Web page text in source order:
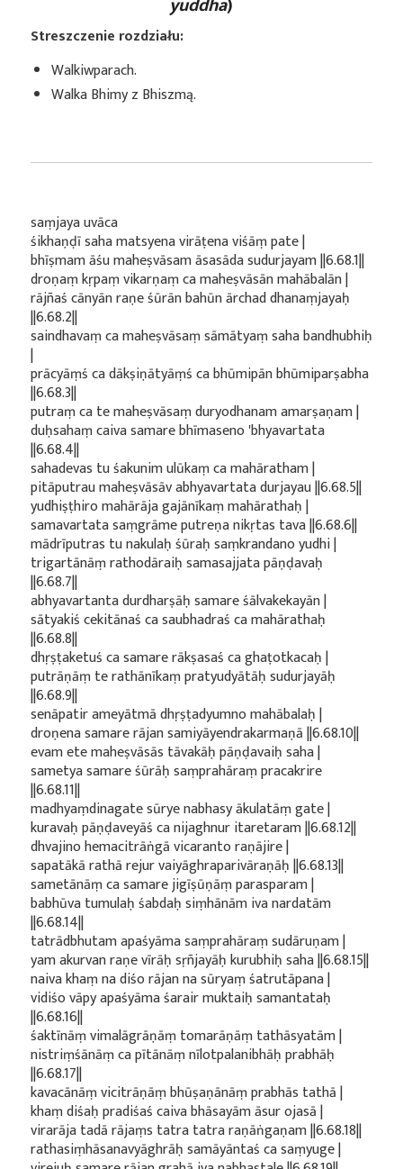
Streszczenie rozdziału:
Walkiwparach.
Walka Bhimy z Bhiszmą.
saṃjaya uvāca
śikhaṇḍī saha matsyena virāṭena viśāṃ pate |
bhīṣmam āśu maheṣvāsam āsasāda sudurjayam ||6.68.1||
droṇaṃ kṛpaṃ vikarṇaṃ ca maheṣvāsān mahābalān |
rājñaś cānyān raṇe śūrān bahūn ārchad dhanaṃjayaḥ
||6.68.2||
saindhavaṃ ca maheṣvāsaṃ sāmātyaṃ saha bandhubhiḥ
|
prācyāṃś ca dākṣiṇātyāṃś ca bhūmipān bhūmiparṣabha
||6.68.3||
putraṃ ca te maheṣvāsaṃ duryodhanam amarṣaṇam |
duḥsahaṃ caiva samare bhīmaseno 'bhyavartata
||6.68.4||
sahadevas tu śakunim ulūkaṃ ca mahāratham |
pitāputrau maheṣvāsāv abhyavartata durjayau ||6.68.5||
yudhiṣṭhiro mahārāja gajānīkaṃ mahārathaḥ |
samavartata saṃgrāme putreṇa nikṛtas tava ||6.68.6||
mādrīputras tu nakulaḥ śūraḥ saṃkrandano yudhi |
trigartānāṃ rathodāraiḥ samasajjata pāṇḍavaḥ
||6.68.7||
abhyavartanta durdharṣāḥ samare śālvakekayān |
sātyakiś cekitānaś ca saubhadraś ca mahārathaḥ
||6.68.8||
dhṛṣṭaketuś ca samare rākṣasaś ca ghaṭotkacaḥ |
putrāṇāṃ te rathānīkaṃ pratyudyātāḥ sudurjayāḥ
||6.68.9||
senāpatir ameyātmā dhṛṣṭadyumno mahābalaḥ |
droṇena samare rājan samiyāyendrakarmaṇā ||6.68.10||
evam ete maheṣvāsās tāvakāḥ pāṇḍavaiḥ saha |
sametya samare śūrāḥ saṃprahāraṃ pracakrire
||6.68.11||
madhyaṃdinagate sūrye nabhasy ākulatāṃ gate |
kuravaḥ pāṇḍaveyāś ca nijaghnur itaretaram ||6.68.12||
dhvajino hemacitrāṅgā vicaranto raṇājire |
sapatākā rathā rejur vaiyāghraparivāraṇāḥ ||6.68.13||
sametānāṃ ca samare jigīṣūṇāṃ parasparam |
babhūva tumulaḥ śabdaḥ siṃhānām iva nardatām
||6.68.14||
tatrādbhutam apaśyāma saṃprahāraṃ sudāruṇam |
yam akurvan raṇe vīrāḥ sṛñjayāḥ kurubhiḥ saha ||6.68.15||
naiva khaṃ na diśo rājan na sūryaṃ śatrutāpana |
vidiśo vāpy apaśyāma śarair muktaiḥ samantataḥ
||6.68.16||
śaktīnāṃ vimalāgrāṇāṃ tomarāṇāṃ tathāsyatām |
nistriṃśānāṃ ca pītānāṃ nīlotpalanibhāḥ prabhāḥ
||6.68.17||
kavacānāṃ vicitrāṇāṃ bhūṣaṇānāṃ prabhās tathā |
khaṃ diśaḥ pradiśaś caiva bhāsayām āsur ojasā |
virarāja tadā rājaṃs tatra tatra raṇāṅgaṇam ||6.68.18||
rathasiṃhāsanavyāghrāḥ samāyāntaś ca saṃyuge |